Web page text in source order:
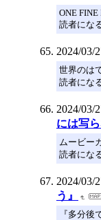
ONE FINE
読者にな
2024/03/
世界のは
読者にな
2024/03/
には写
ムービー
読者にな
2024/03/
う』
『多分後